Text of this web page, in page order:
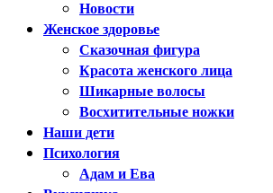
Новости
Женское здоровье
Сказочная фигура
Красота женского лица
Шикарные волосы
Восхитительные ножки
Наши дети
Психология
Адам и Ева